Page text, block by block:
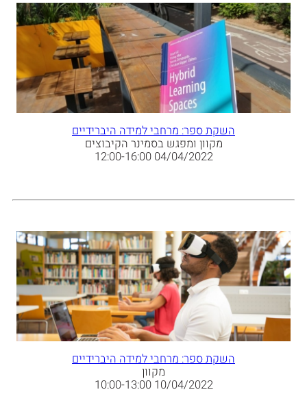
השקת ספר: מרחבי למידה היברידיים
מקוון ומפגש בסמינר הקיבוצים
04/04/2022 12:00-16:00
השקת ספר: מרחבי למידה היברידיים
מקוון
10/04/2022 10:00-13:00